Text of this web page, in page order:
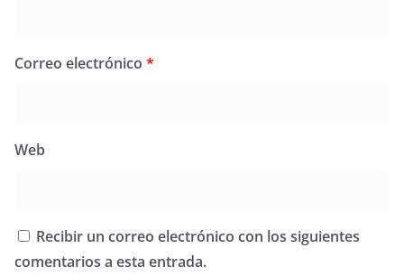
Correo electrónico *
Web
Recibir un correo electrónico con los siguientes
comentarios a esta entrada.